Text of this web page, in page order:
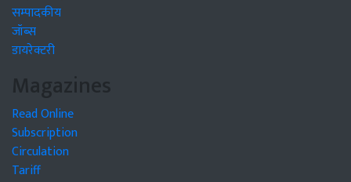
सम्पादकीय
जॉब्स
डायरेक्टरी
Magazines
Read Online
Subscription
Circulation
Tariff